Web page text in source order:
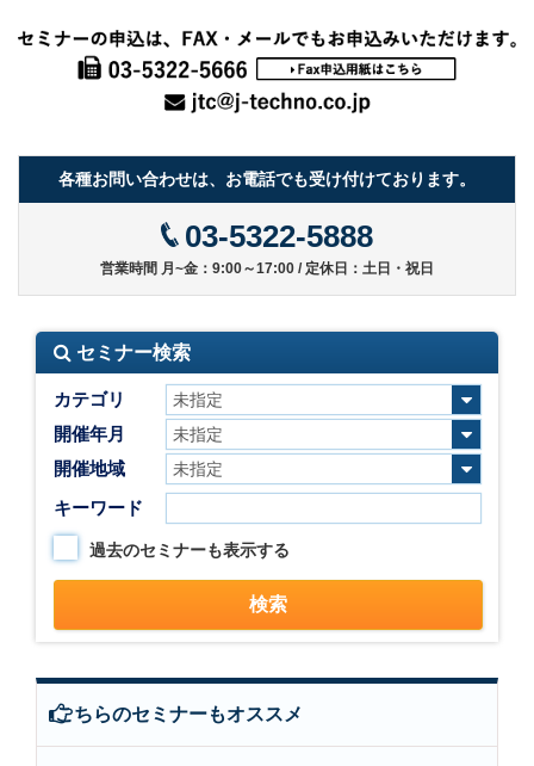
各種お問い合わせは、お電話でも受け付けております。
03-5322-5888
営業時間 月~金：9:00～17:00 / 定休日：土日・祝日
セミナー検索
カテゴリ
開催年月
開催地域
キーワード
過去のセミナーも表示する
こちらのセミナーもオススメ